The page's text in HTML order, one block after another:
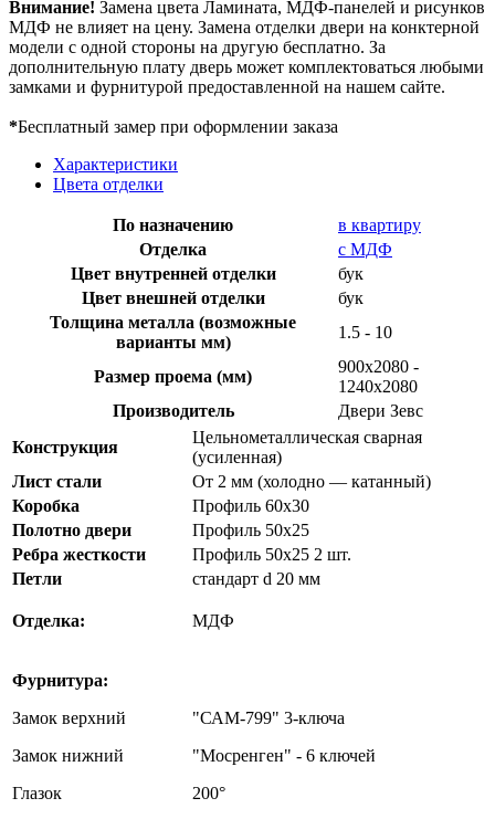
Внимание! Замена цвета Ламината, МДФ-панелей и рисунков
МДФ не влияет на цену. Замена отделки двери на конктерной
модели с одной стороны на другую бесплатно. За
дополнительную плату дверь может комплектоваться любыми
замками и фурнитурой предоставленной на нашем сайте.
*Бесплатный замер при оформлении заказа
Характеристики
Цвета отделки
По назначению
в квартиру
Отделка
с МДФ
Цвет внутренней отделки
бук
Цвет внешней отделки
бук
Толщина металла (возможные
варианты мм)
1.5 - 10
Размер проема (мм)
900х2080 -
1240х2080
Производитель
Двери Зевс
Конструкция
Цельнометаллическая сварная
(усиленная)
Лист стали
От 2 мм (холодно — катанный)
Коробка
Профиль 60х30
Полотно двери
Профиль 50х25
Ребра жесткости
Профиль 50х25 2 шт.
Петли
стандарт d 20 мм
Отделка: МДФ
Фурнитура:
Замок верхний
Замок нижний
Глазок
"САМ-799" 3-ключа
"Мосренген" - 6 ключей
200°